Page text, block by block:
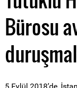
Bürosu